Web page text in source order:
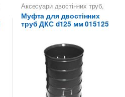
Аксесуари двостінних труб,
Муфти з'єднувальні ДКС
Муфта для двостінних
труб ДКС d125 мм 015125